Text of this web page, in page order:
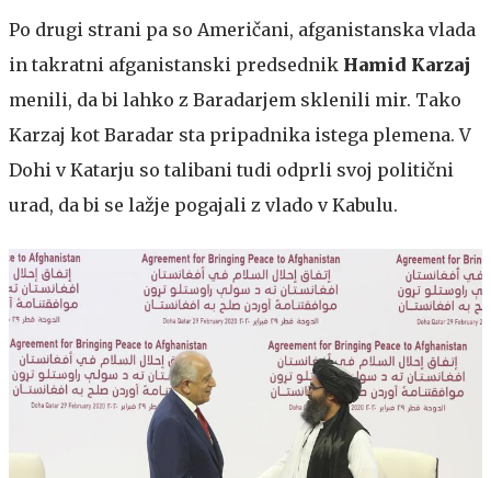
Po drugi strani pa so Američani, afganistanska vlada
in takratni afganistanski predsednik Hamid Karzaj
menili, da bi lahko z Baradarjem sklenili mir. Tako
Karzaj kot Baradar sta pripadnika istega plemena. V
Dohi v Katarju so talibani tudi odprli svoj politični
urad, da bi se lažje pogajali z vlado v Kabulu.